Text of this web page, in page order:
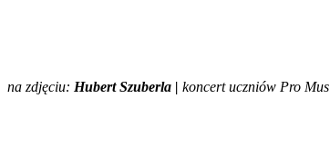
na zdjęciu: Hubert Szuberla | koncert uczniów Pro